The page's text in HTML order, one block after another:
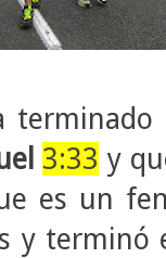
3:33 y
es un
y terminó